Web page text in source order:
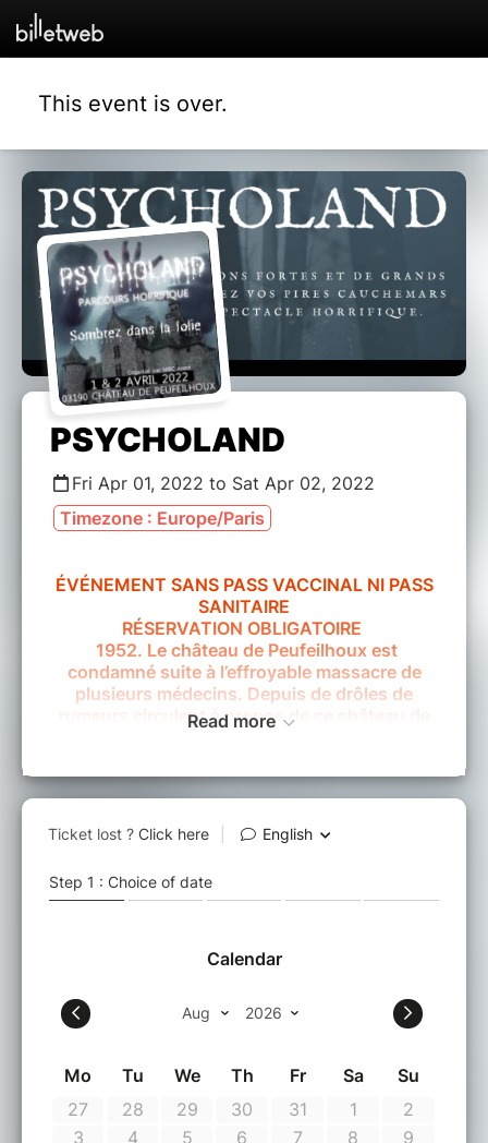
This event is over.
PSYCHOLAND
Fri Apr 01, 2022 to Sat Apr 02, 2022
Timezone : Europe/Paris
ÉVÉNEMENT SANS PASS VACCINAL NI PASS
SANITAIRE
RÉSERVATION OBLIGATOIRE
1952. Le château de Peufeilhoux est
condamné suite à l’effroyable massacre de
plusieurs médecins. Depuis de drôles de
rumeurs circulent à propos de ce château de
jamais osé s'y rendre. Vous et vos amis
décidez d’explorer les lieux.
Âmes sensibles s’abstenir ! Vous êtes sur le
vos risques et périls!
Horreur – Adrénaline – Sensations fortes :
pour votre santé mentale… c’est pourquoi
nous vous enjoignons de garder votre sang
PARCOURS HORRIFIQUE SUIVI D'UNE
Read more